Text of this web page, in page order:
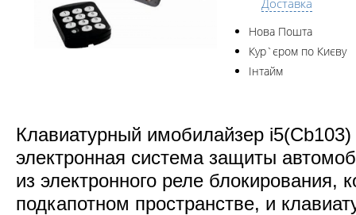
Доставка
Нова Пошта
Кур`єром по Києву
Інтайм
Клавиатурный имобилайзер
электронная система защиты
из электронного реле блокирования,
подкапотном пространстве, и